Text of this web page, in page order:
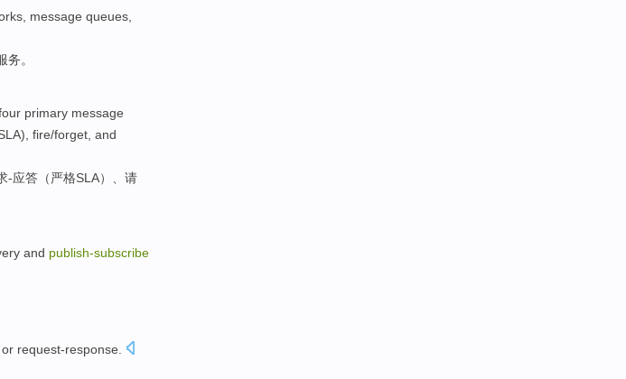
message queues
务。
primary message
fire/forget, and
-应答 （严格SLA）、请
and publish-subscribe
or request-response